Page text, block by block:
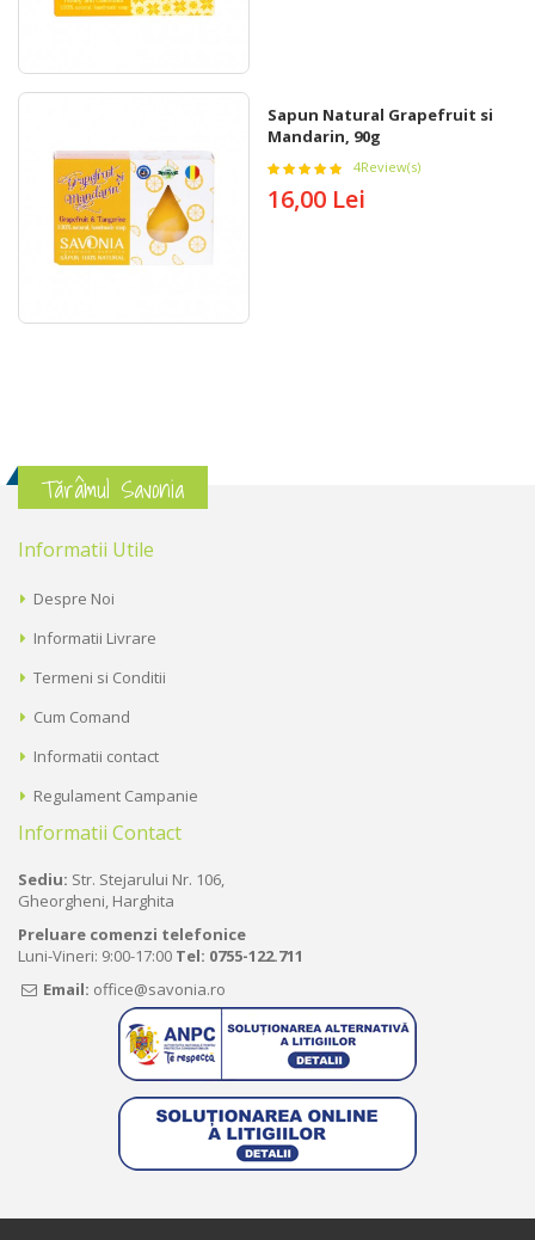
Sapun Natural Grapefruit si
Mandarin, 90g
4Review(s)
16,00 Lei
Tărâmul Savonia
Informatii Utile
Despre Noi
Informatii Livrare
Termeni si Conditii
Cum Comand
Informatii contact
Regulament Campanie
Informatii Contact
Sediu: Str. Stejarului Nr. 106,
Gheorgheni, Harghita
Preluare comenzi telefonice
Luni-Vineri: 9:00-17:00 Tel: 0755-122.711
Email: office@savonia.ro